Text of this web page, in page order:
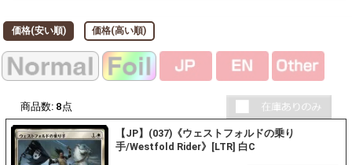
価格(安い順) 価格(高い順)
商品数: 8 点
【JP】(037)《ウェストフォルドの乗り
手/Westfold Rider》[LTR] 白C